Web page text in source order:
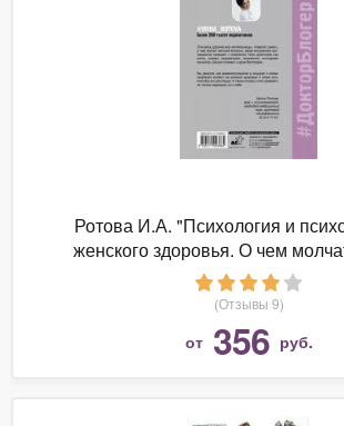
Ротова И.А. "Психология и
женского здоровья. О чем
болезни."
(Отзывы 9)
от 356 руб.